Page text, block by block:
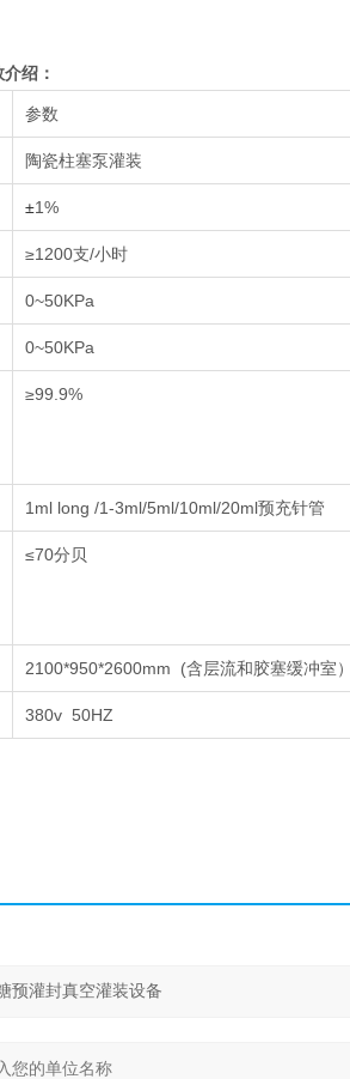
绍：
参数
陶瓷柱塞泵灌装
±1%
≥1200支/小时
0~50KPa
0~50KPa
≥99.9%
1ml long /1-3ml/5ml/10ml/20ml预充针管
≤70分贝
2100*950*2600mm (含层流和胶塞缓冲室）
380v 50HZ